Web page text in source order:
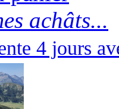
achâts...
4 jours